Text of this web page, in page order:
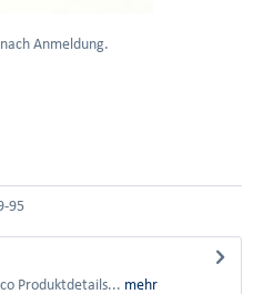
Anmeldung.
95
Produktdetails... mehr